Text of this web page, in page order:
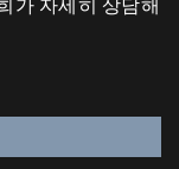
가 자세히 상담해